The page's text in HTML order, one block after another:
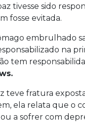
tivesse sido
fosse evitada.
embrulhado
na
tem
teve fratura
ela relata que o
a sofrer com